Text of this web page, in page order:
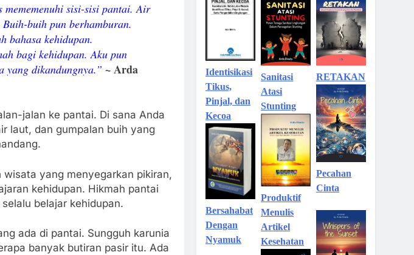
sisi-sisi pantai. Air
buih pun berhamburan.
bahasa kehidupan.
bagi kehidupan. Aku pun
yang dikandungnya.” ~ Arda
jalan ke pantai. Di sana Anda
laut, dan gumpalan buih yang
yang menyegarkan pikiran,
kehidupan. Hikmah pantai
belajar kehidupan.
ada di pantai. Sungguh karunia
banyak butiran pasir itu. Ada
Identisikasi
Tikus,
Pinjal, dan
Kecoa
Bersahabat
Dengan
Nyamuk
Sanitasi
Atasi
Stunting
Produktif
Menulis
Artikel
Kesehatan
RETAKAN
Pecahan
Cinta